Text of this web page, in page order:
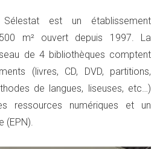
est un établissement
m² ouvert depuis 1997. La
de 4 bibliothèques comptent
(livres, CD, DVD, partitions,
de langues, liseuses, etc…)
ressources numériques et un
(EPN).